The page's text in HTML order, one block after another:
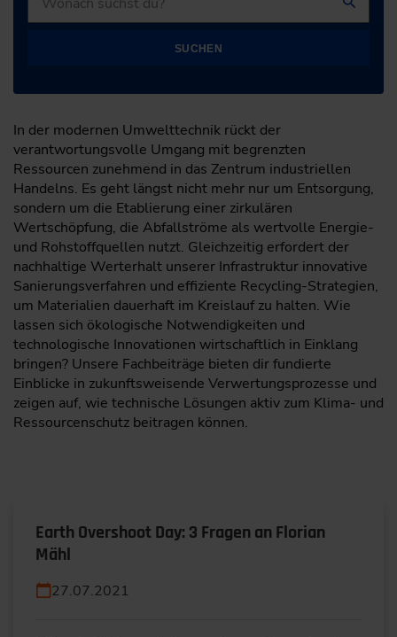
SUCHEN
In der modernen Umwelttechnik rückt der
verantwortungsvolle Umgang mit begrenzten
Ressourcen zunehmend in das Zentrum industriellen
Handelns. Es geht längst nicht mehr nur um Entsorgung,
sondern um die Etablierung einer zirkulären
Wertschöpfung, die Abfallströme als wertvolle Energie-
und Rohstoffquellen nutzt. Gleichzeitig erfordert der
nachhaltige Werterhalt unserer Infrastruktur innovative
Sanierungsverfahren und effiziente Recycling-Strategien,
um Materialien dauerhaft im Kreislauf zu halten. Wie
lassen sich ökologische Notwendigkeiten und
technologische Innovationen wirtschaftlich in Einklang
bringen? Unsere Fachbeiträge bieten dir fundierte
Einblicke in zukunftsweisende Verwertungsprozesse und
zeigen auf, wie technische Lösungen aktiv zum Klima- und
Ressourcenschutz beitragen können.
Earth Overshoot Day: 3 Fragen an Florian
Mähl
27.07.2021